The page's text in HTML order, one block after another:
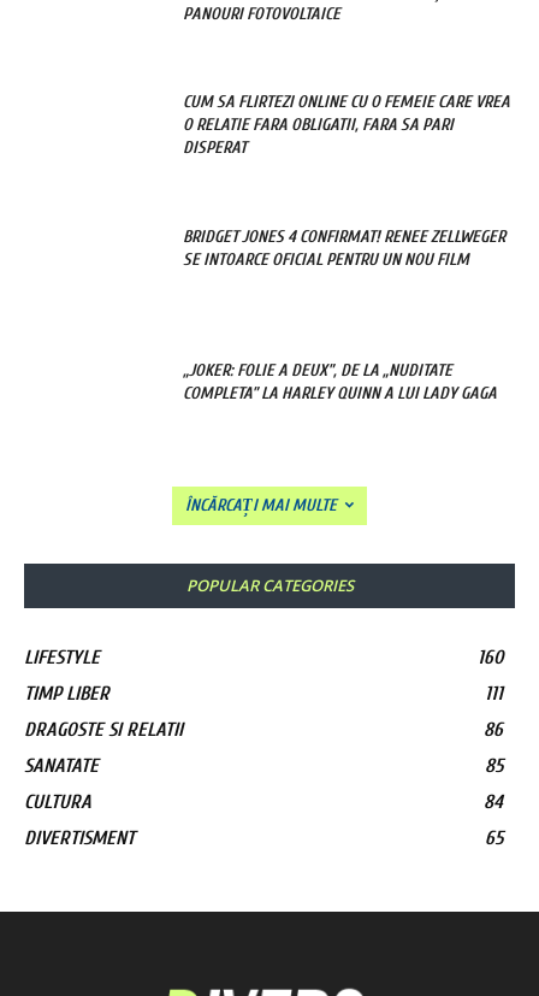
PANOURI FOTOVOLTAICE
CUM SA FLIRTEZI ONLINE CU O FEMEIE CARE VREA
O RELATIE FARA OBLIGATII, FARA SA PARI
DISPERAT
BRIDGET JONES 4 CONFIRMAT! RENEE ZELLWEGER
SE INTOARCE OFICIAL PENTRU UN NOU FILM
„JOKER: FOLIE A DEUX”, DE LA „NUDITATE
COMPLETA” LA HARLEY QUINN A LUI LADY GAGA
ÎNCĂRCAȚI MAI MULTE
POPULAR CATEGORIES
LIFESTYLE
160
TIMP LIBER
111
DRAGOSTE SI RELATII
86
SANATATE
85
CULTURA
84
DIVERTISMENT
65